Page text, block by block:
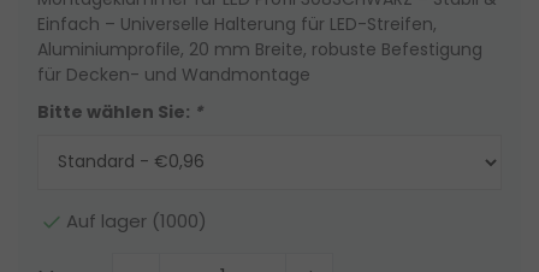
Einfach – Universelle Halterung für LED-Streifen,
Aluminiumprofile, 20 mm Breite, robuste Befestigung
für Decken- und Wandmontage
Bitte wählen Sie: *
Auf lager (1000)